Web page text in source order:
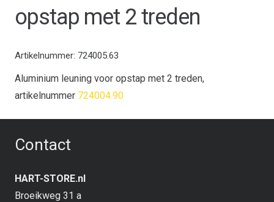
opstap met 2 treden
Artikelnummer: 724005.63
Aluminium leuning voor opstap met 2 treden,
artikelnummer 724004.90
Contact
HART-STORE.nl
Broeikweg 31 a